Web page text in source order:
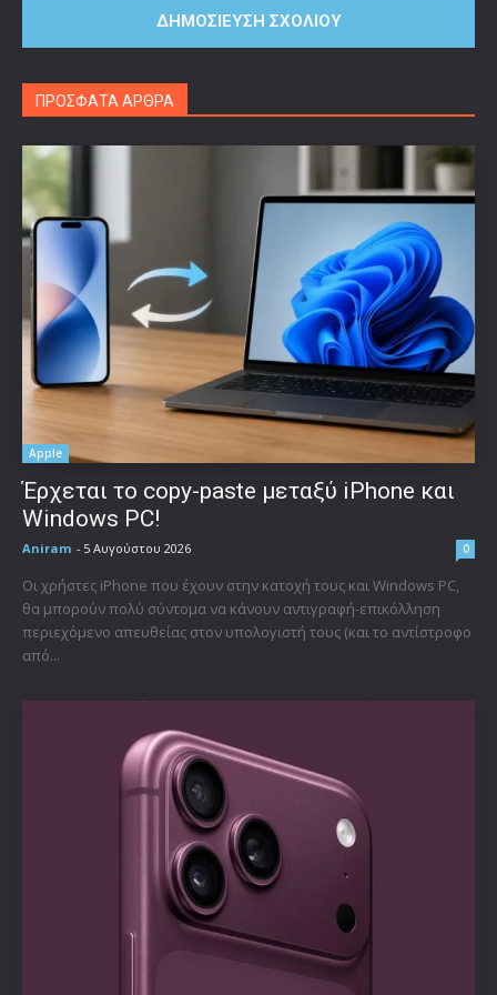
ΠΡΟΣΦΑΤΑ ΑΡΘΡΑ
Apple
Έρχεται το copy-paste μεταξύ iPhone και
Windows PC!
Aniram - 5 Αυγούστου 2026 0
Οι χρήστες iPhone που έχουν στην κατοχή τους και Windows PC,
θα μπορούν πολύ σύντομα να κάνουν αντιγραφή-επικόλληση
περιεχόμενο απευθείας στον υπολογιστή τους (και το αντίστροφο
από...